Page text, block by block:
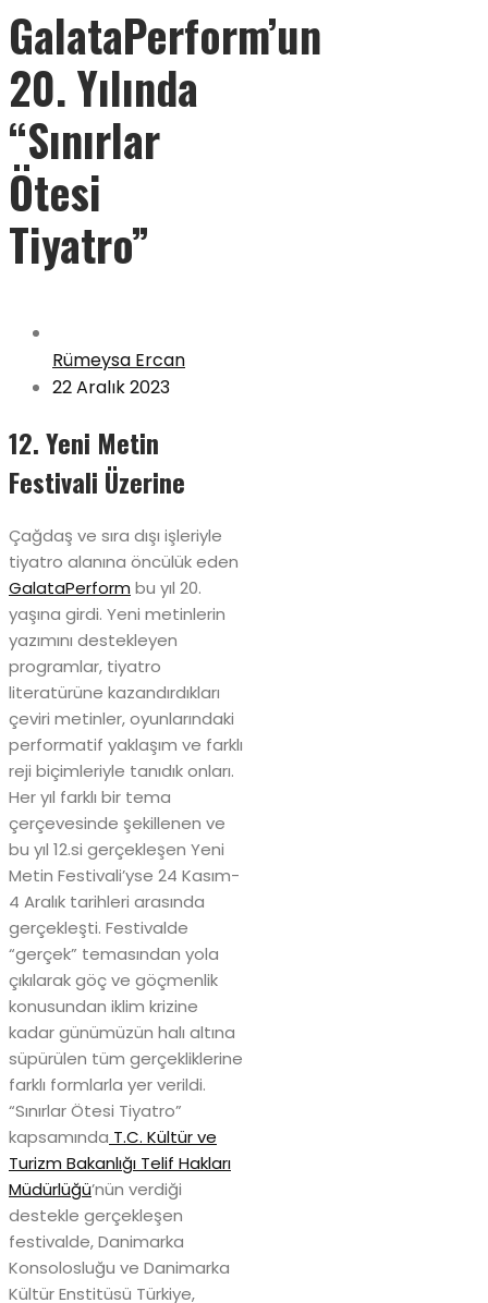
GalataPerform’un
20. Yılında
“Sınırlar
Ötesi
Tiyatro”
Rümeysa Ercan
22 Aralık 2023
12. Yeni Metin
Festivali Üzerine
Çağdaş ve sıra dışı işleriyle
tiyatro alanına öncülük eden
GalataPerform bu yıl 20.
yaşına girdi. Yeni metinlerin
yazımını destekleyen
programlar, tiyatro
literatürüne kazandırdıkları
çeviri metinler, oyunlarındaki
performatif yaklaşım ve farklı
reji biçimleriyle tanıdık onları.
Her yıl farklı bir tema
çerçevesinde şekillenen ve
bu yıl 12.si gerçekleşen Yeni
Metin Festivali’yse 24 Kasım-
4 Aralık tarihleri arasında
gerçekleşti. Festivalde
“gerçek” temasından yola
çıkılarak göç ve göçmenlik
konusundan iklim krizine
kadar günümüzün halı altına
süpürülen tüm gerçekliklerine
farklı formlarla yer verildi.
“Sınırlar Ötesi Tiyatro”
kapsamında T.C. Kültür ve
Turizm Bakanlığı Telif Hakları
Müdürlüğü’nün verdiği
destekle gerçekleşen
festivalde, Danimarka
Konsolosluğu ve Danimarka
Kültür Enstitüsü Türkiye,